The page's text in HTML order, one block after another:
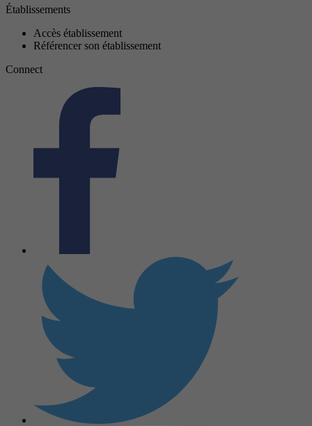
Établissements
Accès établissement
Référencer son établissement
Connect